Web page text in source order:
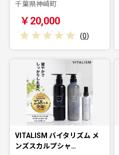
千葉県神崎町
￥20,000
(0)
VITALISM バイタリズム メ
ンズスカルプシャ…